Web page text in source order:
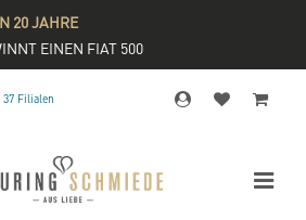
20 JAHRE
EINEN FIAT 500
37 Filialen